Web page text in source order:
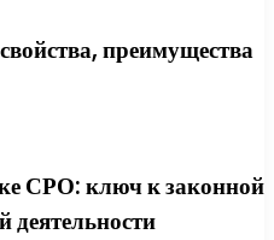
преимущества
СРО: ключ к законной
деятельности